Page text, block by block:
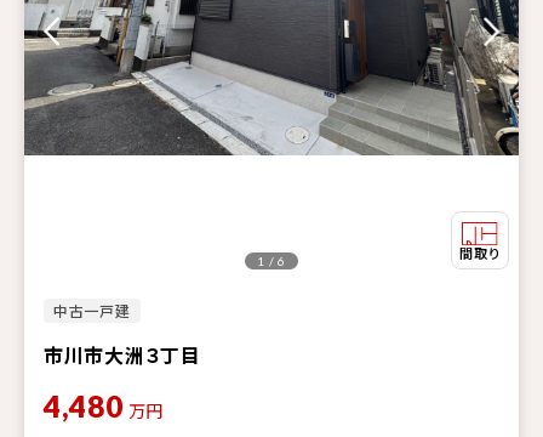
中古一戸建
市川市大洲３丁目
1 / 6
4,480 万円